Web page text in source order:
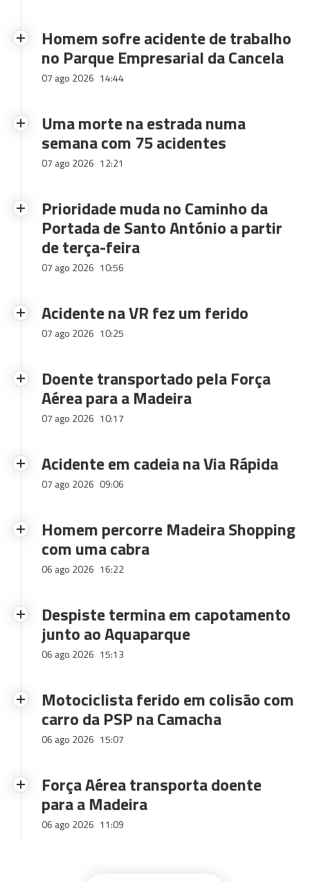
Homem sofre acidente de trabalho
no Parque Empresarial da Cancela
07 ago 2026 14:44
Uma morte na estrada numa
semana com 75 acidentes
07 ago 2026 12:21
Prioridade muda no Caminho da
Portada de Santo António a partir
de terça-feira
07 ago 2026 10:56
Acidente na VR fez um ferido
07 ago 2026 10:25
Doente transportado pela Força
Aérea para a Madeira
07 ago 2026 10:17
Acidente em cadeia na Via Rápida
07 ago 2026 09:06
Homem percorre Madeira Shopping
com uma cabra
06 ago 2026 16:22
Despiste termina em capotamento
junto ao Aquaparque
06 ago 2026 15:13
Motociclista ferido em colisão com
carro da PSP na Camacha
06 ago 2026 15:07
Força Aérea transporta doente
para a Madeira
06 ago 2026 11:09